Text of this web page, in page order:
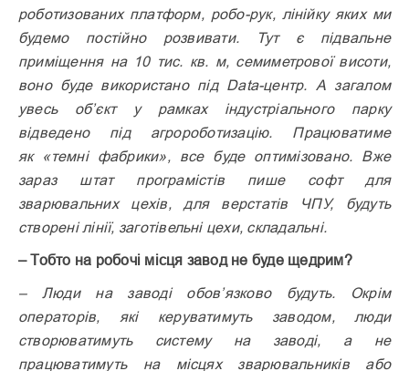
роботизованих платформ, робо-рук, лінійку яких ми
будемо постійно розвивати. Тут є підвальне
приміщення на 10 тис. кв. м, семиметрової висоти,
воно буде використано під Data-центр. А загалом
увесь об’єкт у рамках індустріального парку
відведено під агророботизацію. Працюватиме
як «темні фабрики», все буде оптимізовано. Вже
зараз штат програмістів пише софт для
зварювальних цехів, для верстатів ЧПУ, будуть
створені лінії, заготівельні цехи, складальні.
– Тобто на робочі місця завод не буде щедрим?
– Люди на заводі обов’язково будуть. Окрім
операторів, які керуватимуть заводом, люди
створюватимуть систему на заводі, а не
працюватимуть на місцях зварювальників або